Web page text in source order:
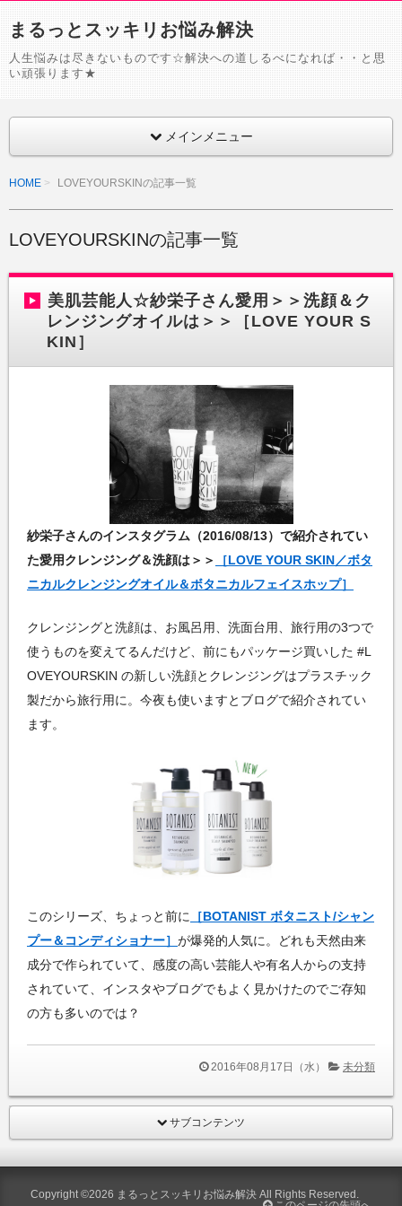
まるっとスッキリお悩み解決
人生悩みは尽きないものです☆解決への道しるべになれば・・と思
い頑張ります★
メインメニュー
HOME LOVEYOURSKINの記事一覧
LOVEYOURSKINの記事一覧
美肌芸能人☆紗栄子さん愛用＞＞洗顔＆ク
レンジングオイルは＞＞［LOVE YOUR S
KIN］
紗栄子さんのインスタグラム（2016/08/13）で紹介されてい
た愛用クレンジング＆洗顔は＞＞
［LOVE YOUR SKIN／ボタ
ニカルクレンジングオイル＆ボタニカルフェイスホップ］
クレンジングと洗顔は、お風呂用、洗面台用、旅行用の3つで
使うものを変えてるんだけど、前にもパッケージ買いした #L
OVEYOURSKIN の新しい洗顔とクレンジングはプラスチック
製だから旅行用に。今夜も使いますとブログで紹介されてい
ます。
このシリーズ、ちょっと前に
［BOTANIST ボタニスト/シャン
プー＆コンディショナー］ が爆発的人気に。どれも天然由来
成分で作られていて、感度の高い芸能人や有名人からの支持
されていて、インスタやブログでもよく見かけたのでご存知
の方も多いのでは？
2016年08月17日（水） 未分類
サブコンテンツ
Copyright ©2026 まるっとスッキリお悩み解決 All Rights Reserved.